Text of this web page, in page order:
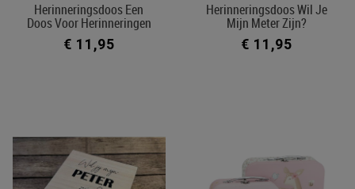
Ecocheque artikelen
Herinneringsdoos Een
Doos Voor Herinneringen
€ 11,95
Herinneringsdoos Wil Je
Mijn Meter Zijn?
€ 11,95